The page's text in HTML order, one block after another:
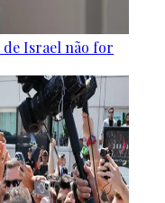
de Israel não for